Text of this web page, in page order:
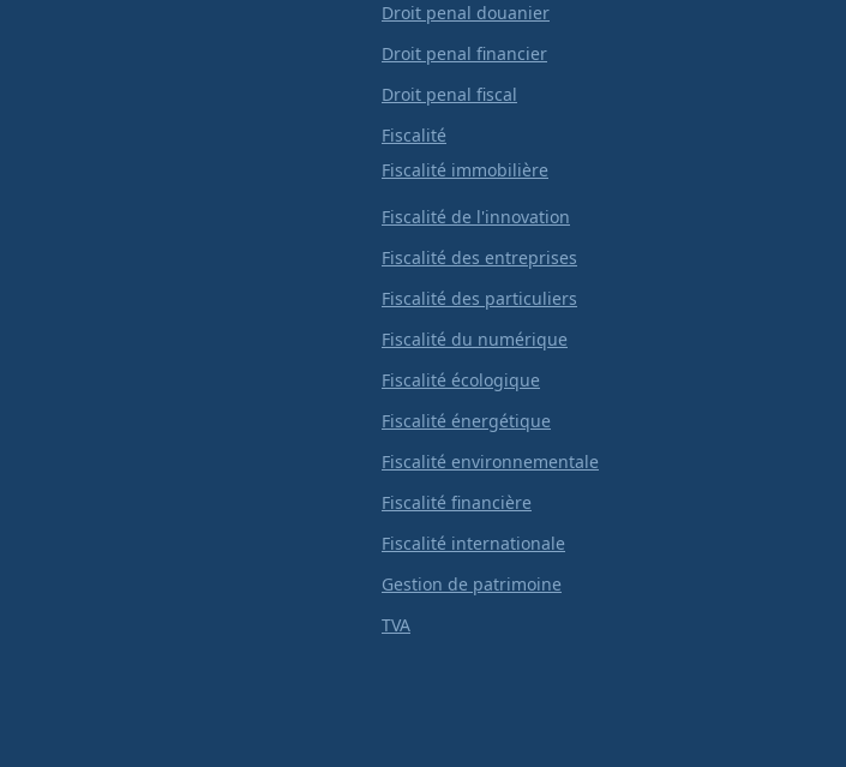
Droit penal douanier
Droit penal financier
Droit penal fiscal
Fiscalité
Fiscalité immobilière
Fiscalité de l'innovation
Fiscalité des entreprises
Fiscalité des particuliers
Fiscalité du numérique
Fiscalité écologique
Fiscalité énergétique
Fiscalité environnementale
Fiscalité financière
Fiscalité internationale
Gestion de patrimoine
TVA